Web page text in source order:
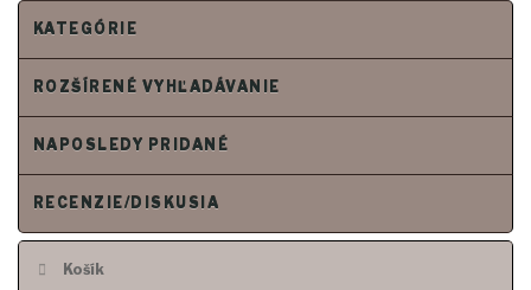
KATEGÓRIE
ROZŠÍRENÉ VYHĽADÁVANIE
NAPOSLEDY PRIDANÉ
RECENZIE/DISKUSIA
Košík